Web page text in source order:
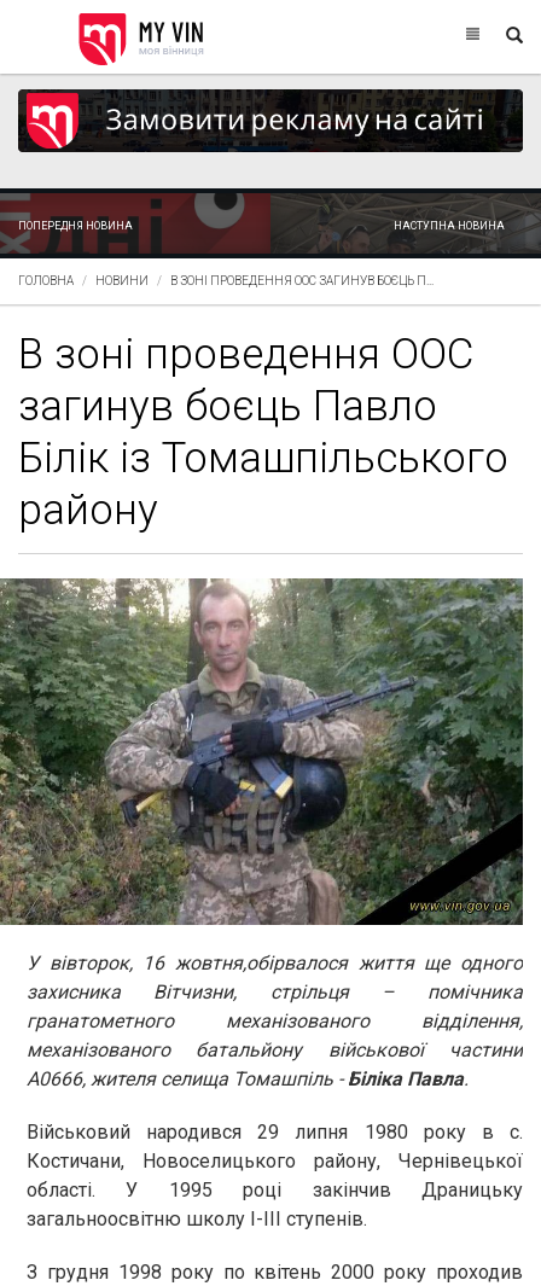
ПОПЕРЕДНЯ НОВИНА НАСТУПНА НОВИНА
ГОЛОВНА НОВИНИ В ЗОНІ ПРОВЕДЕННЯ ООС ЗАГИНУВ БОЄЦЬ П...
В зоні проведення ООС
загинув боєць Павло
Білік із Томашпільського
району
У вівторок, 16 жовтня,обірвалося життя ще одного
захисника Вітчизни, стрільця – помічника
гранатометного механізованого відділення,
механізованого батальйону військової частини
А0666, жителя селища Томашпіль -Біліка Павла.
Військовий народився 29 липня 1980 року в с.
Костичани, Новоселицького району, Чернівецької
області. У 1995 році закінчив Драницьку
загальноосвітню школу І-ІІІ ступенів.
З грудня 1998 року по квітень 2000 року проходив